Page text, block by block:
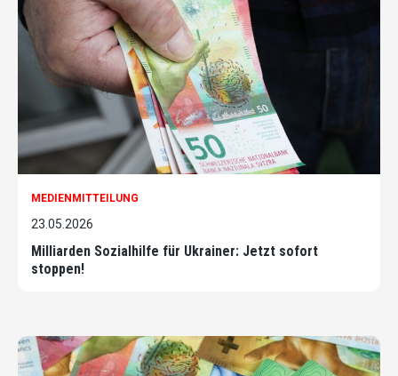
MEDIENMITTEILUNG
23.05.2026
Milliarden Sozialhilfe für Ukrainer: Jetzt sofort
stoppen!